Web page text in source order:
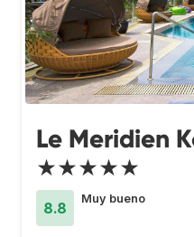
Le Meridien
★★★★★
8.8
Muy bueno